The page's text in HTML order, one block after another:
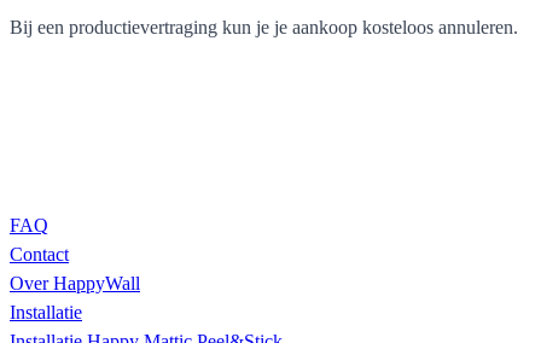
Bij een productievertraging kun je je aankoop kosteloos annuleren.
FAQ
Contact
Over HappyWall
Installatie